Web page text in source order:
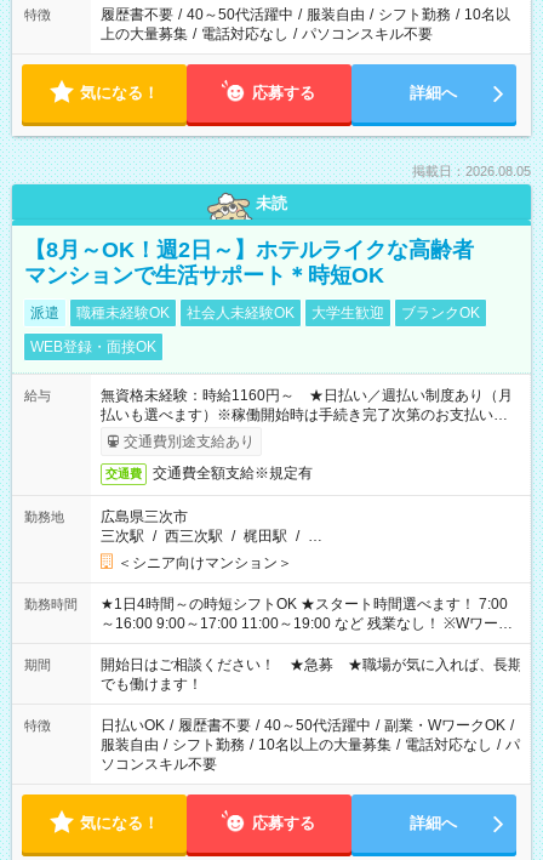
合は応募できません。
特徴 履歴書不要 / 40～50代活躍中 / 服装自由 / シフト勤務 / 10名以
上の大量募集 / 電話対応なし / パソコンスキル不要
気になる！ 応募する 詳細へ
掲載日：2026.08.05
未読
【8月～OK！週2日～】ホテルライクな高齢者
マンションで生活サポート＊時短OK
派遣 職種未経験OK 社会人未経験OK 大学生歓迎
ブランクOK
WEB登録・面接OK
給与
無資格未経験：時給1160円～ ★日払い／週払い制度あり（月
払いも選べます）※稼働開始時は手続き完了次第のお支払いとな
ります。
交通費別途支給あり
交通費 交通費全額支給※規定有
勤務地
広島県三次市
三次駅 / 西三次駅 / 梶田駅 / …
＜シニア向けマンション＞
勤務時間
★1日4時間～の時短シフトOK ★スタート時間選べます！ 7:00
～16:00 9:00～17:00 11:00～19:00 など 残業なし！ ※Wワーク
の場合、他のお仕事と合わせ週40時間超の就業はご案内できま
せん ※法令に基づき、週20時間以上勤務は社会保険への加入対
象となります ※労働者派遣法（日雇い派遣の原則禁止）によ
り、短時間・短期間の就業はご案内が難しい場合があります
期間
開始日はご相談ください！ ★急募 ★職場が気に入れば、長期
でも働けます！
特徴 日払いOK / 履歴書不要 / 40～50代活躍中 / 副業・WワークOK /
服装自由 / シフト勤務 / 10名以上の大量募集 / 電話対応なし / パ
ソコンスキル不要
気になる！ 応募する 詳細へ